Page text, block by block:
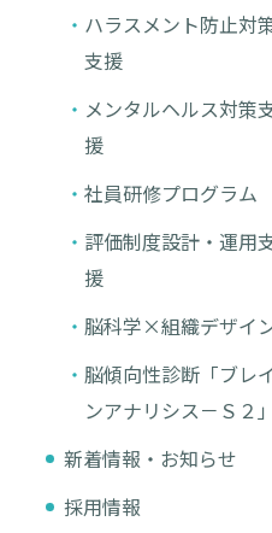
ハラスメント防止対
支援
メンタルヘルス対策
援
社員研修プログラム
評価制度設計・運用
援
脳科学×組織デザイ
脳傾向性診断「ブレ
ンアナリシス－Ｓ２」
新着情報・お知らせ
採用情報